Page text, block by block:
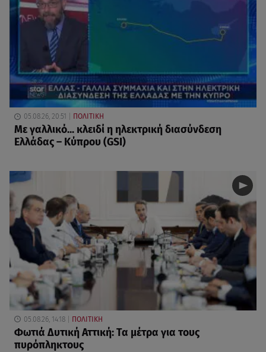
05.08.26, 20:51 ΠΟΛΙΤΙΚΗ
Με γαλλικό... κλειδί η ηλεκτρική διασύνδεση
Ελλάδας – Κύπρου (GSI)
05.08.26, 14:18 ΠΟΛΙΤΙΚΗ
Φωτιά Δυτική Αττική: Τα μέτρα για τους
πυρόπληκτους